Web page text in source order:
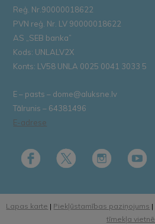
Reģ. Nr.90000018622
PVN reģ. Nr. LV 90000018622
AS „SEB banka”
Kods: UNLALV2X
Konts: LV58 UNLA 0025 0041 3033 5
E – pasts – dome@aluksne.lv
Tālrunis – 64381496
E-adrese
Lapas karte | Piekļūstamības paziņojums |
tīmekļa vietnē